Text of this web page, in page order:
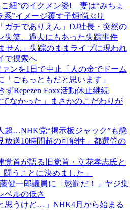
紐”のイクメン姿! 妻は“みちょ
系”イメージ覆す子煩悩ぶり
ガチでありえん」DJ社長・突然の
失笑、過去にもあった失踪事件
せん」失踪のままライブに現われ
で捜索へ
ンを1日で中止「人の金でドーム
ごもっともだと思います」
ずRepezen Foxx活動休止継続
てなかった」まさかのこだわりが
超…NHK党“掲示板ジャック”も懸
放送10時間超の可能性」都選管の
党首が語る旧党首・立花孝志氏と
うことに決めました」
健一郎議員に「懲罰だ！」ヤジ集
ベルの低さ
思うけど…」NHK4月から始まる